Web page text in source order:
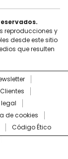
reproducciones y
desde este sitio
que resulten
legal
de cookies
Código Ético